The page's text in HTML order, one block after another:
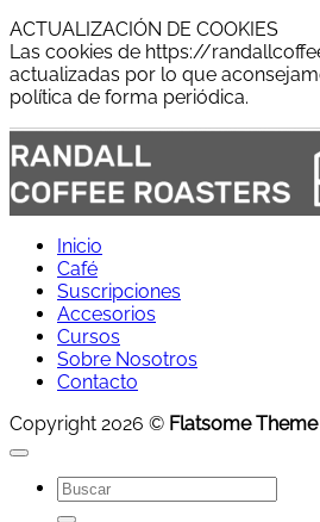
ACTUALIZACIÓN DE COOKIES
Las cookies de https://
actualizadas por lo que
política de forma periódica.
Inicio
Café
Suscripciones
Accesorios
Cursos
Sobre Nosotros
Contacto
Copyright 2026 © Flatsome Theme
Buscar
por: